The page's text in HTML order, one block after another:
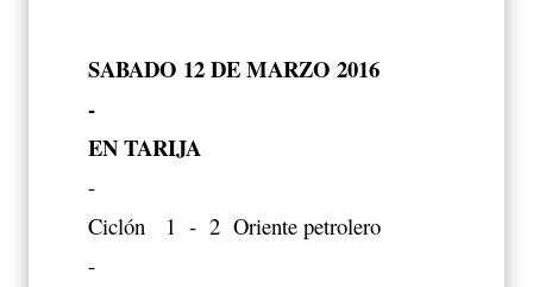
SABADO 12 DE MARZO 2016
-
EN TARIJA
-
Ciclón 1 - 2 Oriente petrolero
-